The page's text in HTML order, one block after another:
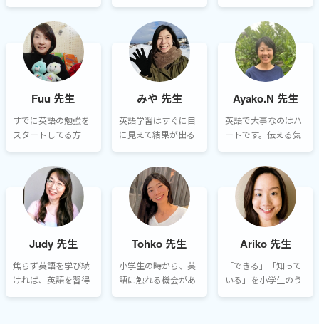
のうちから英語に親
しむことで大人にな
って英語に対する抵
抗がなくなります。
て母国語ではない英
語で、自分の力でコ
ミュニケーションを
とる楽しさを知って
ます。なかなか覚え
られないフレーズも
あるかもしれません
が、レッスンを継続
ず言えるようになり
ます。元気にレッス
ンに参加してくださ
Fuu 先生
すでに英語の勉強を
スタートしてる方
も、英語学習の道の
りは小学校以降もこ
の先ずっと長く続き
ます。小学生はその
みや 先生
英語学習はすぐに目
に見えて結果が出る
のなので、続けて行
くにはお子様と共に
モチベーションを持
ち続けることがとて
Ayako.N 先生
英語で大事なのはハ
ートです。伝える気
ニケーションを楽し
みましょう！私のレ
ッスンでは、英語を
好きになってもらえ
興味のあることや身
近なことに関連づけ
るように心がけてい
Judy 先生
焦らず英語を学び続
ければ、英語を習得
Tohko 先生
小学生の時から、英
語に触れる機会があ
Ariko 先生
「できる」「知って
いる」を小学生のう